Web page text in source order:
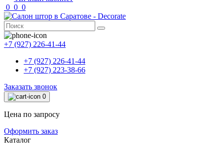
0 0 0
+7 (927) 226-41-44
+7 (927) 226-41-44
+7 (927) 223-38-66
Заказать звонок
0
Цена по запросу
Оформить заказ
Каталог